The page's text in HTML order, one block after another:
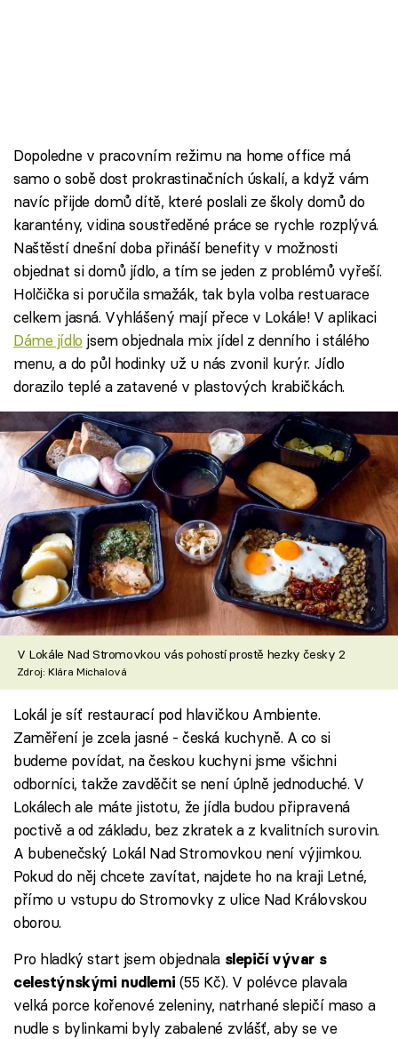
Dopoledne v pracovním režimu na home office má
samo o sobě dost prokrastinačních úskalí, a když vám
navíc přijde domů dítě, které poslali ze školy domů do
karantény, vidina soustředěné práce se rychle rozplývá.
Naštěstí dnešní doba přináší benefity v možnosti
objednat si domů jídlo, a tím se jeden z problémů vyřeší.
Holčička si poručila smažák, tak byla volba restuarace
celkem jasná. Vyhlášený mají přece v Lokále! V aplikaci
Dáme jídlo jsem objednala mix jídel z denního i stálého
menu, a do půl hodinky už u nás zvonil kurýr. Jídlo
dorazilo teplé a zatavené v plastových krabičkách.
V Lokále Nad Stromovkou vás pohostí prostě hezky česky 2
Zdroj: Klára Michalová
Lokál je síť restaurací pod hlavičkou Ambiente.
Zaměření je zcela jasné - česká kuchyně. A co si
budeme povídat, na českou kuchyni jsme všichni
odborníci, takže zavděčit se není úplně jednoduché. V
Lokálech ale máte jistotu, že jídla budou připravená
poctivě a od základu, bez zkratek a z kvalitních surovin.
A bubenečský Lokál Nad Stromovkou není výjimkou.
Pokud do něj chcete zavítat, najdete ho na kraji Letné,
přímo u vstupu do Stromovky z ulice Nad Královskou
oborou.
Pro hladký start jsem objednala slepičí vývar s
celestýnskými nudlemi (55 Kč). V polévce plavala
velká porce kořenové zeleniny, natrhané slepičí maso a
nudle s bylinkami byly zabalené zvlášť, aby se ve